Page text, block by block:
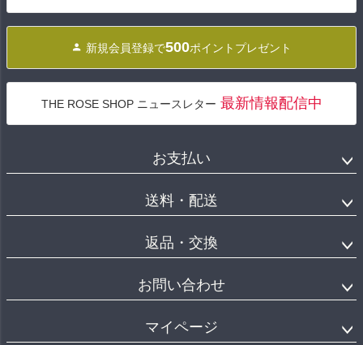
へ
新規会員登録で500ポイントプレゼント
THE ROSE SHOP ニュースレター 最新情報配信中
お支払い
送料・配送
返品・交換
お問い合わせ
マイページ